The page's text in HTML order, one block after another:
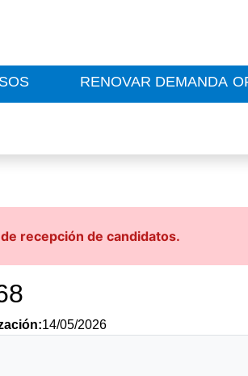
RENOVAR DEMANDA
recepción de candidatos.
14/05/2026